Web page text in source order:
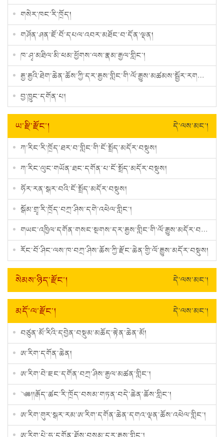
གསེར་ཁང་རི་ཁྲོད།
གཤོན་ཤན་ཇོ་བོ་དཔལ་འབར་མཐོང་བ་དོན་ལྡན།
ཁ་ཤྭ་མཐིལ་མི་ཕམ་ཕྱོགས་ལས་རྣམ་རྒྱལ་གླིང་།
རྒྱ་རྒྱའི་ཐེག་ཆེན་ཆོས་ཀྱི་དར་རྒྱས་གླིང་གི་ལོ་རྒྱུས་མཚམས་སྦྱོར་རགས་བསྡུས།
བྱ་ཁྱུང་དགོན་པ།
ཡ་རྫི་རྫོང་།
དེ་ལས་མང་།
ཀ་རིང་རི་ཁྲོད་ཐར་བ་གླིང་གི་ངོ་སྤྲོད་མདོར་བསྡུས།
ཀ་རིང་ལུང་གཡོན་ཐང་དགོན་པ་ངོ་སྤྲོད་མདོར་བསྡུས།
ཧོར་རན་སྒར་བའི་ངོ་སྤྲོད་མདོར་བསྡུས།
སྒོམ་གྲྭ་རི་ཁྲོད་བཀྲ་ཤིས་དགེ་འཕེལ་གླིང་།
གཡང་འཁྱིལ་དགོན་གསང་སྔགས་དར་རྒྱས་གླིང་གི་ལོ་རྒྱུས་མདོར་བསྡུས།
རོང་བོ་ཤིང་ལས་ཁ་བཀྲ་ཤིས་ཆོས་ཀྱི་རྫོང་ཆེན་གྱི་ལོ་རྒྱུས་མདོར་བསྡུས།
སེམས་ཉིད་རྫོང་། དེ་ལས་མང་།
མདོ་ལ་རྫོང་།
དེ་ལས་མང་།
བཙུན་མོ་རིའི་དབྱེན་བསྡུམ་མཆོད་རྟེན་ཆེན་མོ།
ཨ་རིག་དགོན་ཆེན།
ཨ་རིག་བེ་ཇང་དགོན་བཀྲ་ཤིས་རྒྱལ་མཚན་གླིང་།
༄༅།།རྒོད་ཚང་རི་ཁྲོད་བསམ་གཏན་བདེ་ཆེན་ཆོས་གླིང་།
ཨ་རིག་གུར་སྒར་རམ་ཨ་རིག་དགོན་ཆེན་དགའ་ལྡན་ཆོས་འཕེལ་གླིང་།